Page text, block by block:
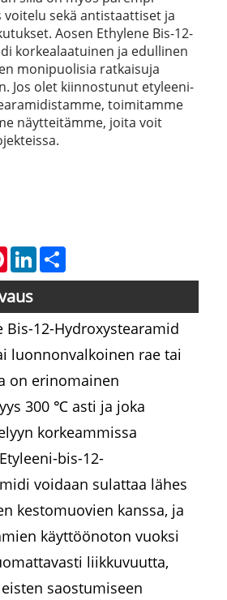
voitelu sekä antistaattiset ja
Aosen Ethylene Bis-12-
korkealaatuinen ja edullinen
monipuolisia ratkaisuja
Jos olet kiinnostunut etyleeni-
toimitamme
näytteitämme, joita voit
PinterestLinkedIn
Bis-12-Hydroxystearamid
luonnonvalkoinen rae tai
on erinomainen
300 ℃ asti ja joka
korkeammissa
bis-12-
voidaan sulattaa lähes
kestomuovien kanssa, ja
käyttöönoton vuoksi
liikkuvuutta,
saostumiseen